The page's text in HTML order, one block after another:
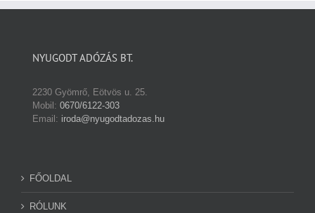
NYUGODT ADÓZÁS BT.
2230 Gyömrő, Eötvös u. 25.
Mobil: 0670/6122-303
Email: iroda@nyugodtadozas.hu
FŐOLDAL
RÓLUNK